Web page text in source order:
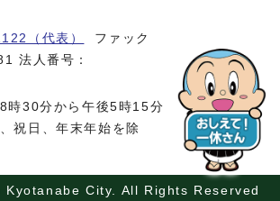
（代表）
ファック
法人番号：
8時30分から午後5時15分
祝日、年末年始を除
Kyotanabe City. All Rights Reserved